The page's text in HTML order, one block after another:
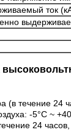
ток
(в течение 24
-5°C ~
24